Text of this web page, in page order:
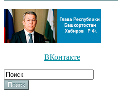
ВКонтакте
Поиск